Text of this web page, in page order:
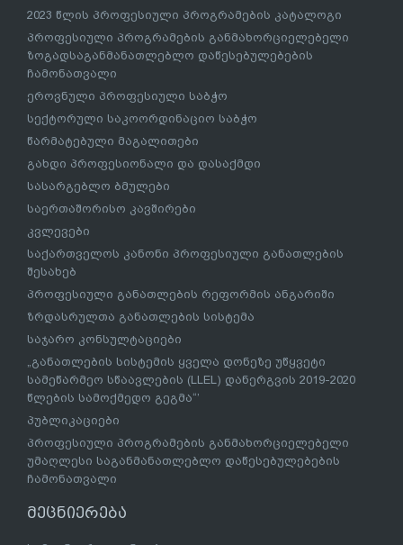
2023 წლის პროფესიული პროგრამების კატალოგი
პროფესიული პროგრამების განმახორციელებელი
ზოგადსაგანმანათლებლო დაწესებულებების
ჩამონათვალი
ეროვნული პროფესიული საბჭო
სექტორული საკოორდინაციო საბჭო
წარმატებული მაგალითები
გახდი პროფესიონალი და დასაქმდი
სასარგებლო ბმულები
საერთაშორისო კავშირები
კვლევები
საქართველოს კანონი პროფესიული განათლების
შესახებ
პროფესიული განათლების რეფორმის ანგარიში
ზრდასრულთა განათლების სისტემა
საჯარო კონსულტაციები
„განათლების სისტემის ყველა დონეზე უწყვეტი
სამეწარმეო სწაავლების (LLEL) დანერგვის 2019-2020
წლების სამოქმედო გეგმა“’
პუბლიკაციები
პროფესიული პროგრამების განმახორციელებელი
უმაღლესი საგანმანათლებლო დაწესებულებების
ჩამონათვალი
მეცნიერება